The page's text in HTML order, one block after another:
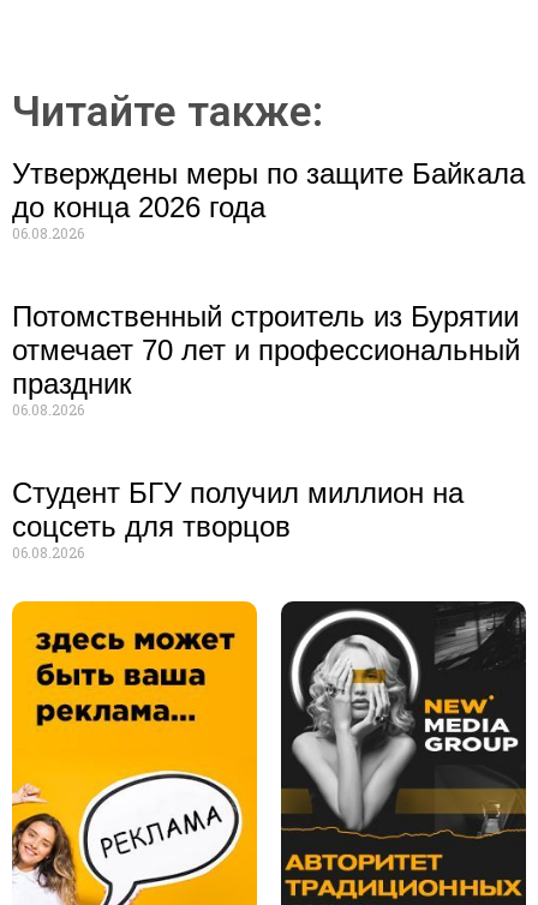
Читайте также:
Утверждены меры по защите Байкала
до конца 2026 года
06.08.2026
Потомственный строитель из Бурятии
отмечает 70 лет и профессиональный
праздник
06.08.2026
Студент БГУ получил миллион на
соцсеть для творцов
06.08.2026